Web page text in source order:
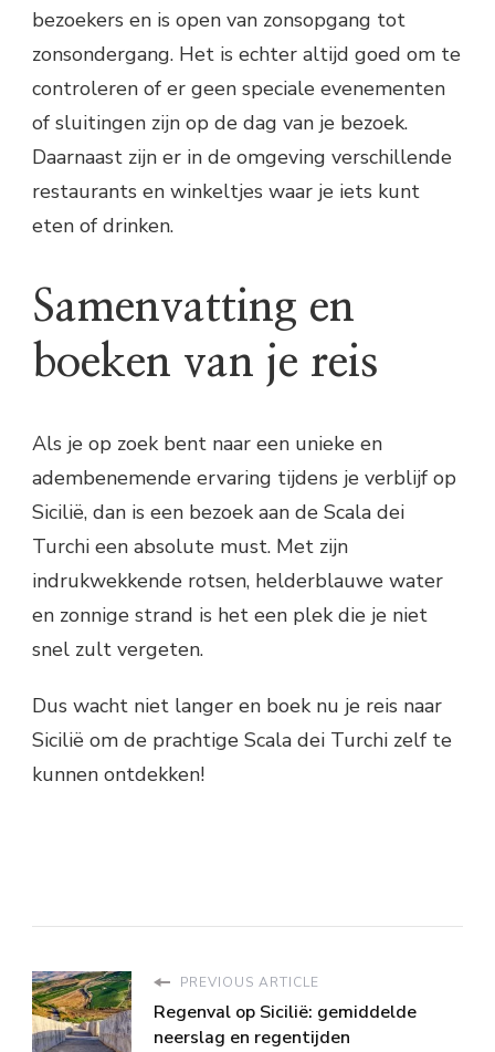
bezoekers en is open van zonsopgang tot
zonsondergang. Het is echter altijd goed om te
controleren of er geen speciale evenementen
of sluitingen zijn op de dag van je bezoek.
Daarnaast zijn er in de omgeving verschillende
restaurants en winkeltjes waar je iets kunt
eten of drinken.
Samenvatting en
boeken van je reis
Als je op zoek bent naar een unieke en
adembenemende ervaring tijdens je verblijf op
Sicilië, dan is een bezoek aan de Scala dei
Turchi een absolute must. Met zijn
indrukwekkende rotsen, helderblauwe water
en zonnige strand is het een plek die je niet
snel zult vergeten.
Dus wacht niet langer en boek nu je reis naar
Sicilië om de prachtige Scala dei Turchi zelf te
kunnen ontdekken!
PREVIOUS ARTICLE
Regenval op Sicilië: gemiddelde
neerslag en regentijden